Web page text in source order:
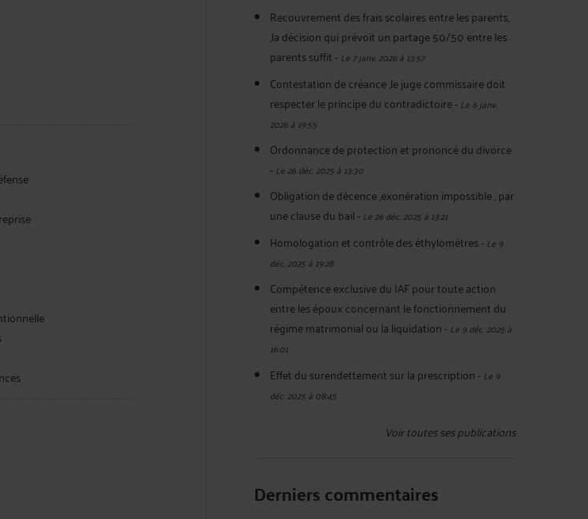
Recouvrement des frais scolaires entre les parents,
,la décision qui prévoit un partage 50/50 entre les
parents suffit-Le 7 janv. 2026 à 13:57
Contestation de créance ,le juge commissaire doit
respecter le principe du contradictoire-Le 6 janv.
2026 à 19:55
Ordonnance de protection et prononcé du divorce
-Le 26 déc. 2025 à 13:30
Obligation de décence ,exonération impossible , par
une clause du bail-Le 26 déc. 2025 à 13:21
Homologation et contrôle des éthylomètres-Le 9
déc. 2025 à 19:28
Compétence exclusive du JAF pour toute action
entre les époux concernant le fonctionnement du
régime matrimonial ou la liquidation-Le 9 déc. 2025 à
16:01
Effet du surendettement sur la prescription-Le 9
déc. 2025 à 08:45
Voir toutes ses publications
Derniers commentaires